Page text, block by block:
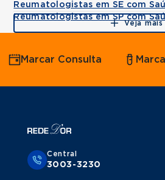
Reumatologistas em SE com
Reumatologistas em SP com
Veja mais
Marcar Consulta
Central
3003-3230